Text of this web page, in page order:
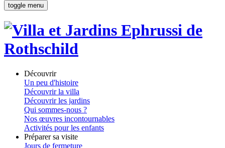
toggle menu
Découvrir
Un peu d'histoire
Découvrir la villa
Découvrir les jardins
Qui sommes-nous ?
Nos œuvres incontournables
Activités pour les enfants
Préparer sa visite
Jours de fermeture